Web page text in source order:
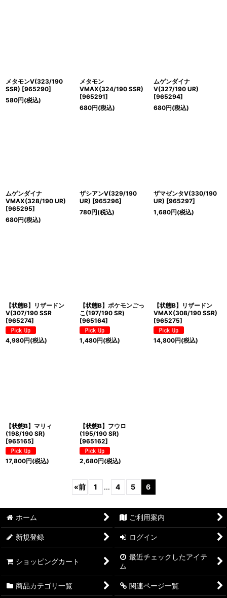
メタモンV(323/190
SSR) [965290]
580円(税込)
メタモン
VMAX(324/190 SSR)
[965291]
680円(税込)
ムゲンダイナ
V(327/190 UR)
[965294]
680円(税込)
ムゲンダイナ
VMAX(328/190 UR)
[965295]
680円(税込)
ザシアンV(329/190
UR) [965296]
780円(税込)
ザマゼンタV(330/190
UR) [965297]
1,680円(税込)
【状態B】リザードン
V(307/190 SSR
[965274]
4,980円(税込)
【状態B】ポケモンごっ
こ(197/190 SR)
[965164]
1,480円(税込)
【状態B】リザードン
VMAX(308/190 SSR)
[965275]
14,800円(税込)
【状態B】マリィ
(198/190 SR)
[965165]
17,800円(税込)
【状態B】フウロ
(195/190 SR)
[965162]
2,680円(税込)
«前 1 ... 4 5 6
ホーム ご利用案内
新規登録 ログイン
ショッピングカート
最近チェックしたアイテ
ム
商品カテゴリ一覧 関連ページ一覧